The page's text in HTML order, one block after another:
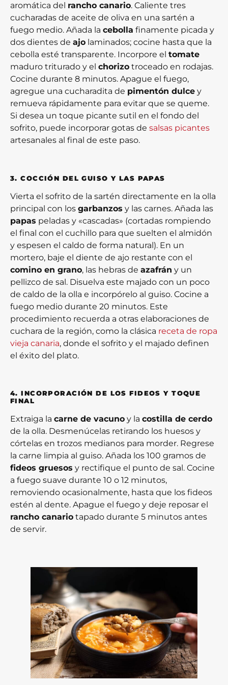
aromática del rancho canario. Caliente tres
cucharadas de aceite de oliva en una sartén a
fuego medio. Añada la cebolla finamente picada y
dos dientes de ajo laminados; cocine hasta que la
cebolla esté transparente. Incorpore el tomate
maduro triturado y el chorizo troceado en rodajas.
Cocine durante 8 minutos. Apague el fuego,
agregue una cucharadita de pimentón dulce y
remueva rápidamente para evitar que se queme.
Si desea un toque picante sutil en el fondo del
sofrito, puede incorporar gotas de salsas picantes
artesanales al final de este paso.
3. COCCIÓN DEL GUISO Y LAS PAPAS
Vierta el sofrito de la sartén directamente en la olla
principal con los garbanzos y las carnes. Añada las
papas peladas y «cascadas» (cortadas rompiendo
el final con el cuchillo para que suelten el almidón
y espesen el caldo de forma natural). En un
mortero, baje el diente de ajo restante con el
comino en grano, las hebras de azafrán y un
pellizco de sal. Disuelva este majado con un poco
de caldo de la olla e incorpórelo al guiso. Cocine a
fuego medio durante 20 minutos. Este
procedimiento recuerda a otras elaboraciones de
cuchara de la región, como la clásica receta de ropa
vieja canaria, donde el sofrito y el majado definen
el éxito del plato.
4. INCORPORACIÓN DE LOS FIDEOS Y TOQUE
FINAL
Extraiga la carne de vacuno y la costilla de cerdo
de la olla. Desmenúcelas retirando los huesos y
córtelas en trozos medianos para morder. Regrese
la carne limpia al guiso. Añada los 100 gramos de
fideos gruesos y rectifique el punto de sal. Cocine
a fuego suave durante 10 o 12 minutos,
removiendo ocasionalmente, hasta que los fideos
estén al dente. Apague el fuego y deje reposar el
rancho canario tapado durante 5 minutos antes
de servir.